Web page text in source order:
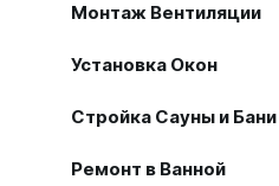
Монтаж Вентиляции
Установка Окон
Стройка Сауны и Бани
Ремонт в Ванной